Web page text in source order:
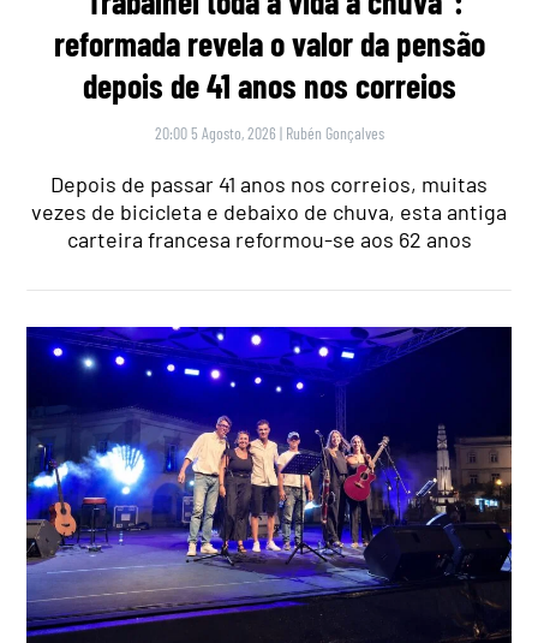
reformada revela o valor da pensão
depois de 41 anos nos correios
20:00 5 Agosto, 2026 | Rubén Gonçalves
Depois de passar 41 anos nos correios, muitas
vezes de bicicleta e debaixo de chuva, esta antiga
carteira francesa reformou-se aos 62 anos